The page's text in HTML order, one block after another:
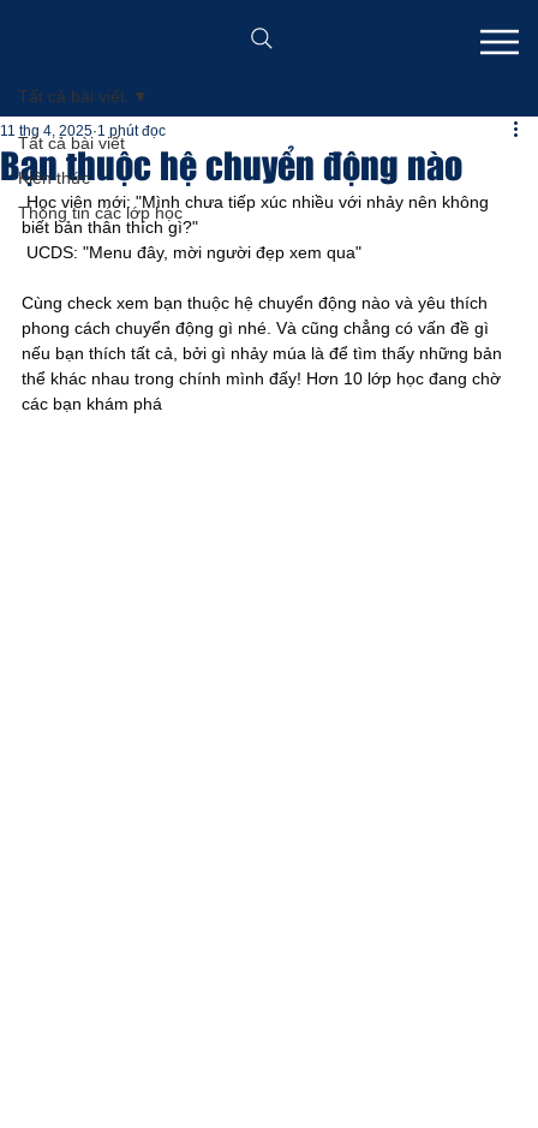
Tất cả bài viết
Kiến thức
Thông tin các lớp học
Tất cả bài viết
Bạn thuộc hệ chuyển động nào
11 thg 4, 2025 1 phút đọc
Học viên mới: "Mình chưa tiếp xúc nhiều với nhảy nên không
biết bản thân thích gì?"
UCDS: "Menu đây, mời người đẹp xem qua"
Cùng check xem bạn thuộc hệ chuyển động nào và yêu thích
phong cách chuyển động gì nhé. Và cũng chẳng có vấn đề gì
nếu bạn thích tất cả, bởi gì nhảy múa là để tìm thấy những bản
thể khác nhau trong chính mình đấy! Hơn 10 lớp học đang chờ
các bạn khám phá